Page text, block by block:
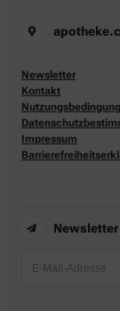
Newsletter
Kontakt
Impressum
Newsletter